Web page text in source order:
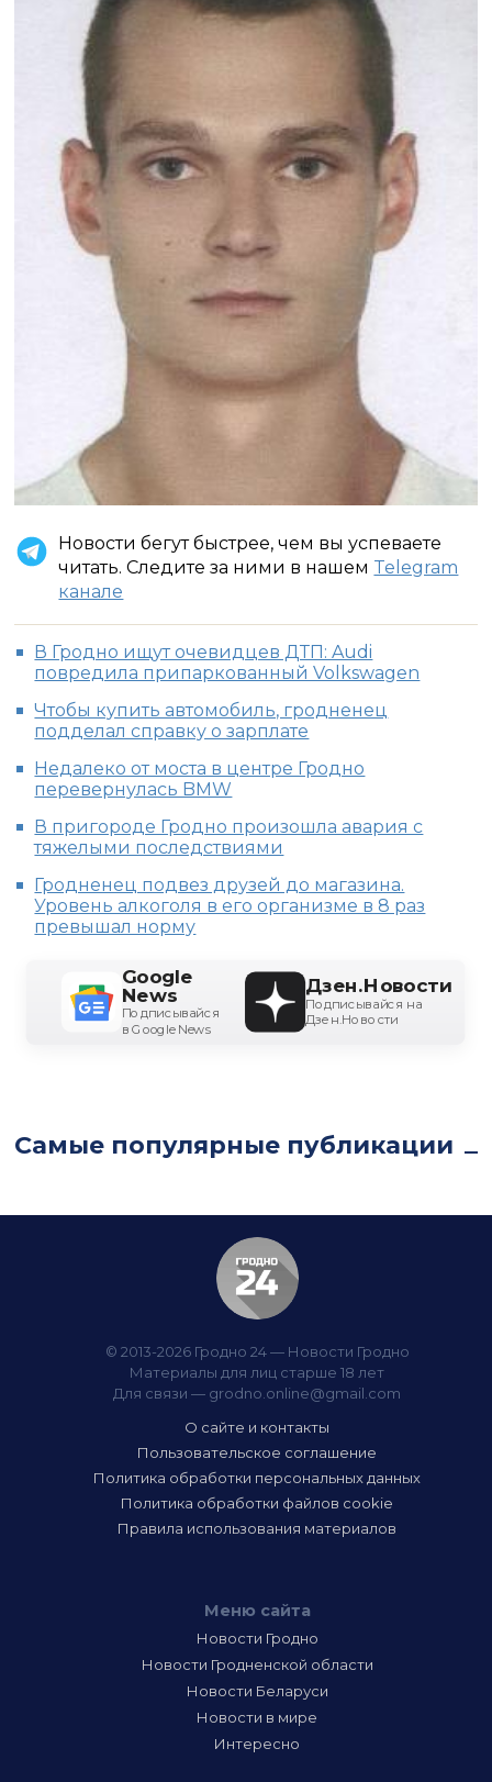
Новости бегут быстрее, чем вы успеваете
читать. Следите за ними в нашем Telegram
канале
В Гродно ищут очевидцев ДТП: Audi
повредила припаркованный Volkswagen
Чтобы купить автомобиль, гродненец
подделал справку о зарплате
Недалеко от моста в центре Гродно
перевернулась BMW
В пригороде Гродно произошла авария с
тяжелыми последствиями
Гродненец подвез друзей до магазина.
Уровень алкоголя в его организме в 8 раз
превышал норму
Google
News
Подписывайся
в Google News
Дзен.Новости
Подписывайся на
Дзен.Новости
Самые популярные публикации
© 2013-2026 Гродно 24 — Новости Гродно
Материалы для лиц старше 18 лет
Для связи — grodno.online@gmail.com
О сайте и контакты
Пользовательское соглашение
Политика обработки персональных данных
Политика обработки файлов cookie
Правила использования материалов
Меню сайта
Новости Гродно
Новости Гродненской области
Новости Беларуси
Новости в мире
Интересно